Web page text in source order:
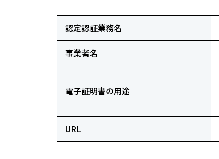
認定認証業務名
事業者名
電子証明書の用途
URL